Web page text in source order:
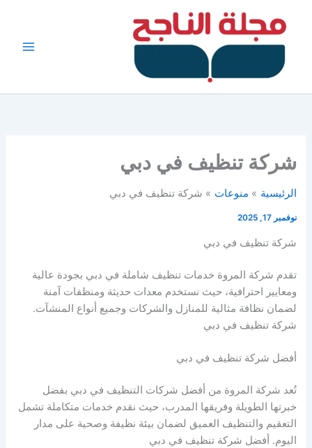
شركة تنظيف في دبي
الرئيسية منوعات شركة تنظيف في دبي
نوفمبر 17, 2025
شركة تنظيف في دبي
تقدم شركة المروة خدمات تنظيف شاملة في دبي بجودة عالية
ومعايير احترافية، حيث نستخدم معدات حديثة ومنظفات آمنة
لضمان نظافة مثالية للمنازل والشركات وجميع أنواع المنشآت.
شركة تنظيف في دبي
أفضل شركة تنظيف في دبي
تُعد شركة المروة من أفضل شركات التنظيف في دبي بفضل
خبرتها الطويلة وفريقها المدرب، حيث نقدم خدمات متكاملة تشمل
التعقيم والتنظيف العميق لضمان بيئة نظيفة وصحية على مدار
اليوم. أفضل شركة تنظيف في دبي